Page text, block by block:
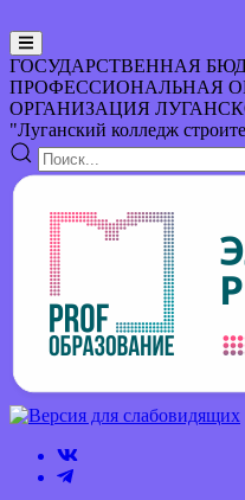
ГОСУДАРСТВЕННАЯ
ПРОФЕССИОНАЛЬНАЯ
ОРГАНИЗАЦИЯ
"Луганский колледж